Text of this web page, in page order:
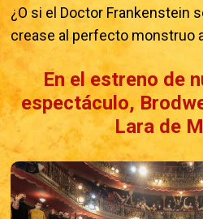
¿O si el Doctor Frankenstein
crease al perfecto monstruo
En el estreno de
espectáculo,
Lara de